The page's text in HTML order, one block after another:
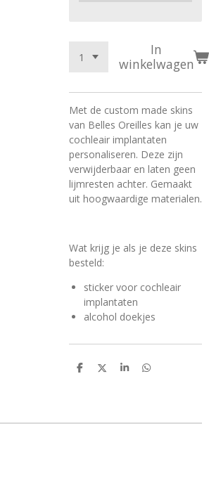
In
winkelwagen
Met de custom made skins
van Belles Oreilles kan je uw
cochleair implantaten
personaliseren. Deze zijn
verwijderbaar en laten geen
lijmresten achter. Gemaakt
uit hoogwaardige materialen.
Wat krijg je als je deze skins
besteld:
sticker voor cochleair
implantaten
alcohol doekjes
D
D
S
D